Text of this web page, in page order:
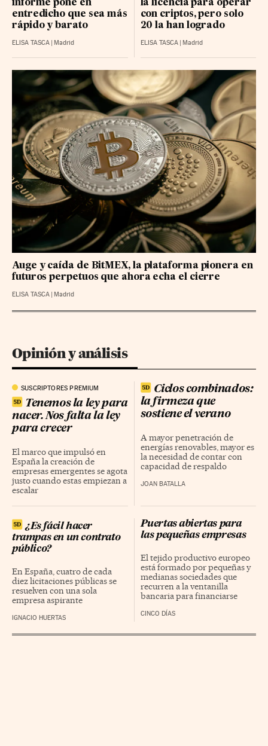
informe pone en
entredicho que sea más
rápido y barato
ELISA TASCA | Madrid
la licencia para operar
con criptos, pero solo
20 la han logrado
ELISA TASCA | Madrid
Auge y caída de BitMEX, la plataforma pionera en
futuros perpetuos que ahora echa el cierre
ELISA TASCA | Madrid
Opinión y análisis
SUSCRIPTORES PREMIUM
Tenemos la ley para
nacer. Nos falta la ley
para crecer
El marco que impulsó en
España la creación de
empresas emergentes se agota
justo cuando estas empiezan a
escalar
Ciclos combinados:
la firmeza que
sostiene el verano
JOAN BATALLA
A mayor penetración de
energías renovables, mayor es
la necesidad de contar con
capacidad de respaldo
¿Es fácil hacer
trampas en un contrato
público?
IGNACIO HUERTAS
En España, cuatro de cada
diez licitaciones públicas se
resuelven con una sola
empresa aspirante
Puertas abiertas para
las pequeñas empresas
CINCO DÍAS
El tejido productivo europeo
está formado por pequeñas y
medianas sociedades que
recurren a la ventanilla
bancaria para financiarse